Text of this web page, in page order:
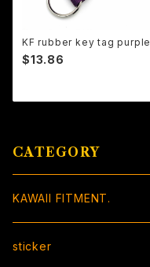
KF rubber key tag purple
$13.86
CATEGORY
KAWAII FITMENT.
sticker